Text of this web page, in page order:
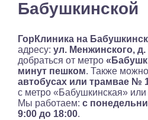
Бабушкинской
ГорКлиника на
адресу: ул. Менжинского, д.
добраться от метро
минут пешком. Также
автобусах или трамвае №
с метро «Бабушкинская»
Мы работаем: с
9:00 до 18:00.